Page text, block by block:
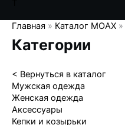
Главная » Каталог MOAX »
Категории
< Вернуться в каталог
Мужская одежда
Женская одежда
Аксессуары
Кепки и козырьки